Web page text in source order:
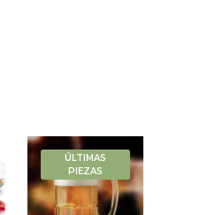
ÚLTIMAS
PIEZAS